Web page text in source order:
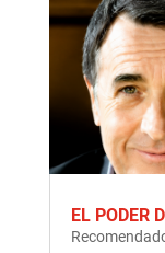
EL PODER